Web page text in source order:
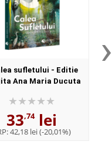
sufletului - Editie
Ana Maria Ducuta
33,74lei
42,18 lei(-20,01%)
›